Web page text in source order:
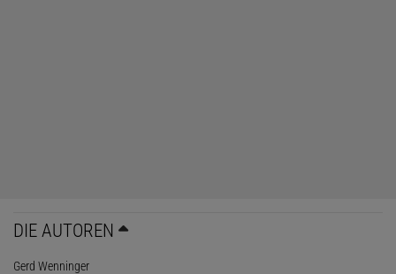
DIE AUTOREN
Gerd Wenninger